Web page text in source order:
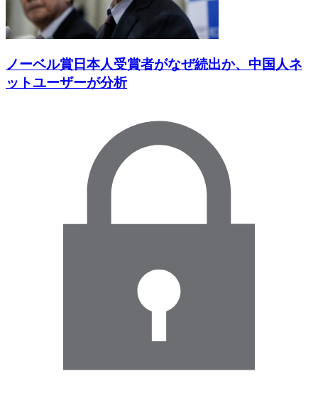
ノーベル賞日本人受賞者がなぜ続出か、中国人ネ
ットユーザーが分析